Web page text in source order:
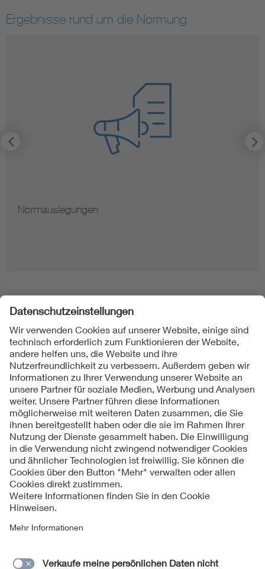
Ergebnisse rund um die Normung
Normauslegungen
Folgen Sie uns
Kontakt
Impressum
Datenschutzinformationen
Cookie Hinweise
Compliance